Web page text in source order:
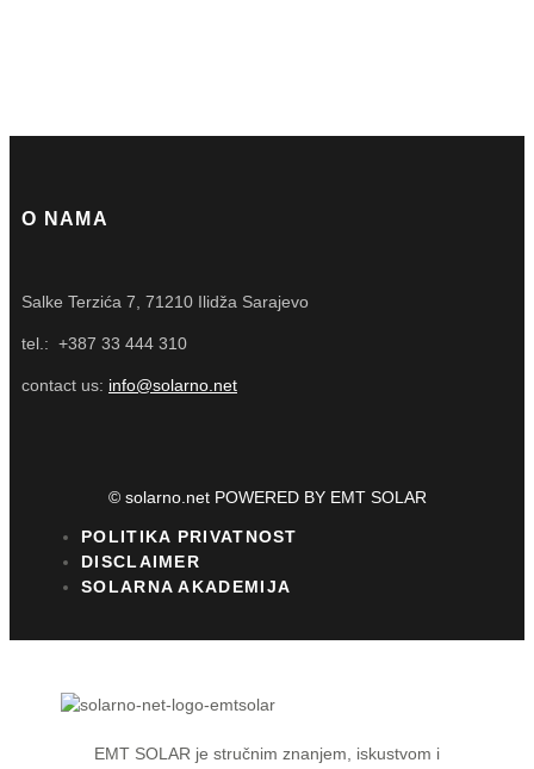
O NAMA
Salke Terzića 7, 71210 Ilidža Sarajevo
tel.: +387 33 444 310
contact us: info@solarno.net
© solarno.net POWERED BY EMT SOLAR
POLITIKA PRIVATNOST
DISCLAIMER
SOLARNA AKADEMIJA
EMT SOLAR je stručnim znanjem, iskustvom i